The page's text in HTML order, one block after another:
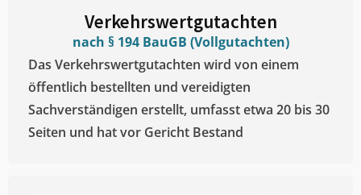
Verkehrswertgutachten
nach § 194 BauGB (Vollgutachten)
Das Verkehrswertgutachten wird von einem
öffentlich bestellten und vereidigten
Sachverständigen erstellt, umfasst etwa 20 bis 30
Seiten und hat vor Gericht Bestand